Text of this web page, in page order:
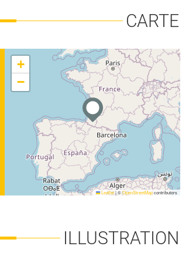
FORÊT-BOIS
CARTE
+
−
Leaflet|©OpenStreetMapcontributors
ILLUSTRATION